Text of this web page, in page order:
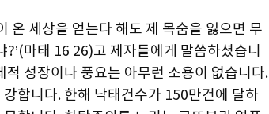
온 세상을 얻는다 해도 제 목숨을 잃으면 무
마태 16 26)고 제자들에게 말씀하셨습니
성장이나 풍요는 아무런 소용이 없습니다.
합니다. 한해 낙태건수가 150만건에 달하